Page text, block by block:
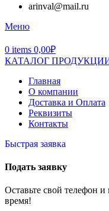
arinval@mail.ru
Меню
0 items 0,00₽
КАТАЛОГ
Главная
О компании
Доставка и Оплата
Реквизиты
Контакты
Быстрая заявка
Подать заявку
Оставьте свой телефон
время!